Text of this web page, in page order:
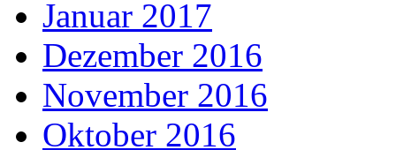
Januar 2017
Dezember 2016
November 2016
Oktober 2016